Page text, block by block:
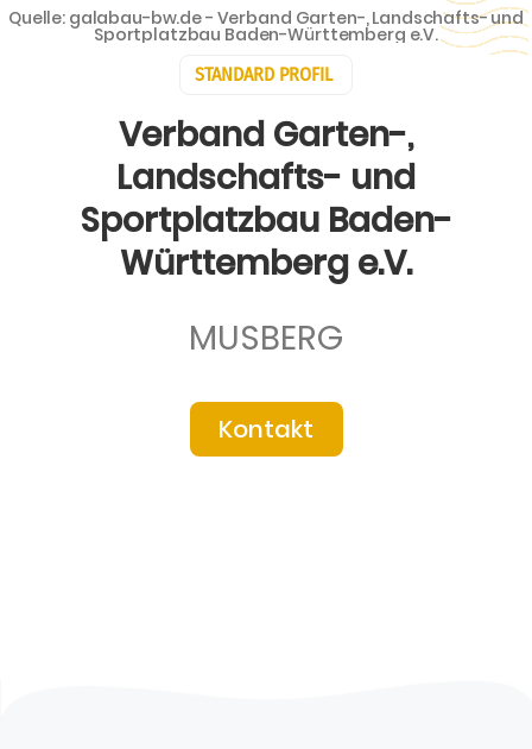
STANDARD PROFIL
Verband Garten-,
Landschafts- und
Sportplatzbau Baden-
Württemberg e.V.
MUSBERG
Kontakt
Quelle: galabau-bw.de - Verband Garten-, Landschafts- und
Sportplatzbau Baden-Württemberg e.V.